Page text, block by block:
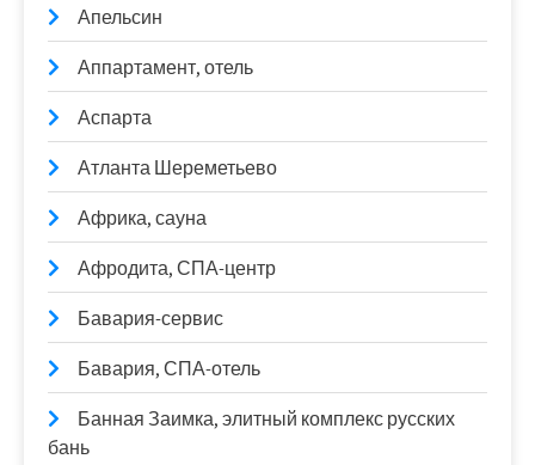
Апельсин
Аппартамент, отель
Аспарта
Атланта Шереметьево
Африка, сауна
Афродита, СПА-центр
Бавария-сервис
Бавария, СПА-отель
Банная Заимка, элитный комплекс русских
бань